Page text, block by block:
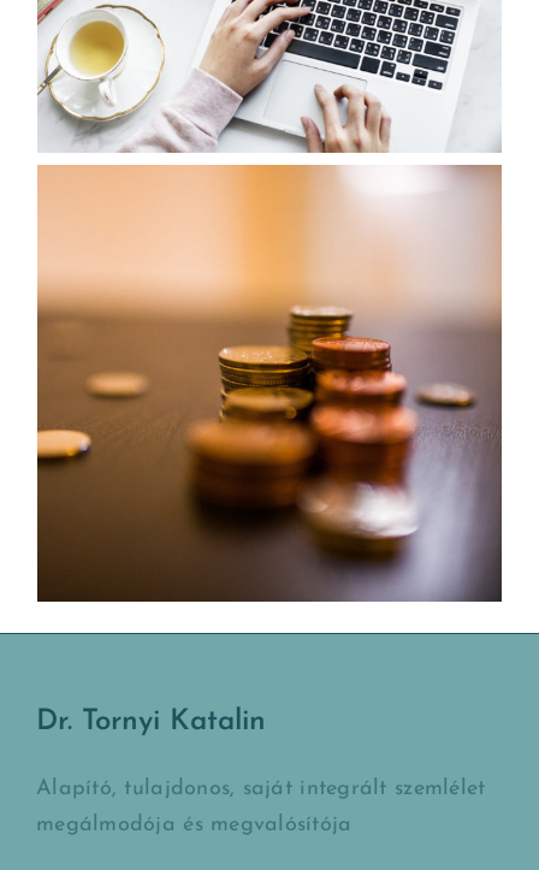
Dr. Tornyi Katalin
Alapító, tulajdonos, saját integrált szemlélet
megálmodója és megvalósítója